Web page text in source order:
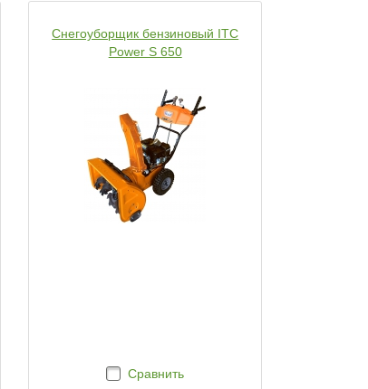
Снегоуборщик бензиновый ITC
Power S 650
Сравнить